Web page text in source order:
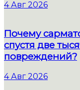
4 Авг 2026
Почему
спустя две
повреждений?
4 Авг 2026